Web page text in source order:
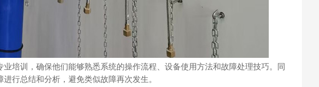
培训，确保他们能够熟悉系统的操作流程、设备使用方法和故障处理技巧。同
行总结和分析，避免类似故障再次发生。